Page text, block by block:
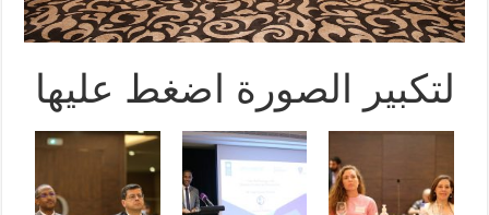
لتكبير الصورة اضغط عليها